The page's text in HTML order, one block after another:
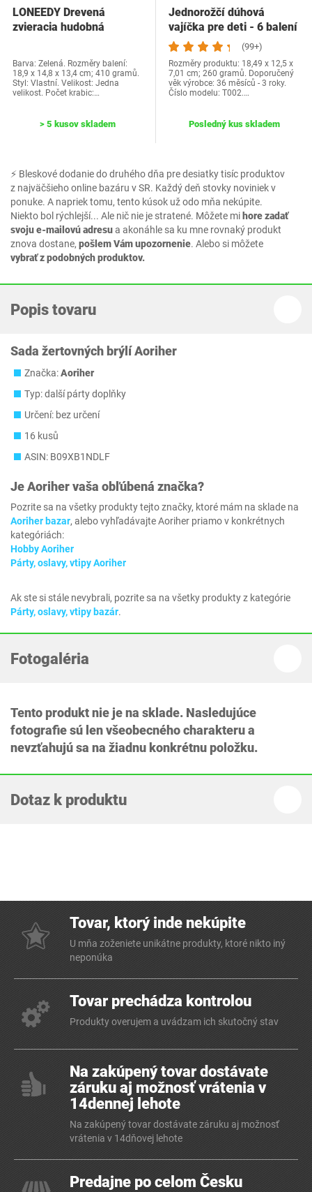
⚡ Bleskové dodanie do druhého dňa pre desiatky tisíc produktov
z najväčšieho online bazáru v SR. Každý deň stovky noviniek v
ponuke. A napriek tomu, tento kúsok už odo mňa nekúpite.
Niekto bol rýchlejší... Ale nič nie je stratené. Môžete mihore zadať
svoju e-mailovú adresua akonáhle sa ku mne rovnaký produkt
znova dostane, pošlem Vám upozornenie. Alebo si môžete
vybrať z podobných produktov.
LONEEDY Drevená
zvieracia hudobná
kolesom…
Barva: Zelená. Rozměry balení:
18,9 x 14,8 x 13,4 cm; 410 gramů.
Styl: Vlastní. Velikost: Jedna
velikost. Počet krabic:…
> 5 kusov skladem
Jednorožčí dúhová
vajíčka pre deti - 6 balení
Unicorn…
(99+)
Rozměry produktu: 18,49 x 12,5 x
7,01 cm; 260 gramů. Doporučený
věk výrobce: 36 měsíců - 3 roky.
Číslo modelu: T002.…
Posledný kus skladem
Popis tovaru
Sada žertovných brýlí Aoriher
Značka:Aoriher
Typ: další párty doplňky
Určení: bez určení
16 kusů
ASIN: B09XB1NDLF
JeAorihervaša obľúbená značka?
Pozrite sa na všetky produkty tejto značky, ktoré mám na sklade na
Aoriher bazar, alebo vyhľadávajte Aoriher priamo v konkrétnych
kategóriách:
Hobby Aoriher
Párty, oslavy, vtipy Aoriher
Ak ste si stále nevybrali, pozrite sa na všetky produkty z kategórie
Párty, oslavy, vtipy bazár.
Fotogaléria
Tento produkt nie je na sklade. Nasledujúce
fotografie sú len všeobecného charakteru a
nevzťahujú sa na žiadnu konkrétnu položku.
Dotaz k produktu
Tovar, ktorý inde nekúpite
U mňa zoženiete unikátne produkty, ktoré nikto iný
neponúka
Tovar prechádza kontrolou
Produkty overujem a uvádzam ich skutočný stav
Na zakúpený tovar dostávate
záruku aj možnosť vrátenia v
14dennej lehote
Na zakúpený tovar dostávate záruku aj možnosť
vrátenia v 14dňovej lehote
Predajne po celom Česku